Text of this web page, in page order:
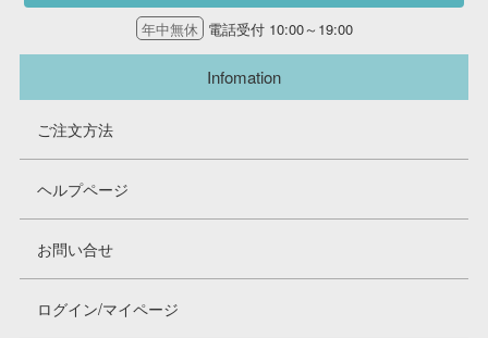
年中無休 電話受付 10:00～19:00
Infomation
ご注文方法
ヘルプページ
お問い合せ
ログイン/マイページ